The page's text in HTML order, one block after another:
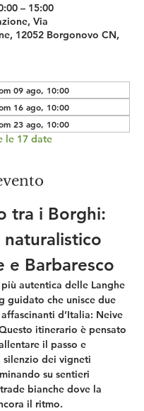
– 15:00
Via
12052 Borgonovo CN,
09 ago, 10:00
16 ago, 10:00
23 ago, 10:00
le 17 date
tra i Borghi:
naturalistico
e Barbaresco
autentica delle Langhe
guidato che unisce due
d’Italia: Neive
itinerario è pensato
il passo e
silenzio dei vigneti
su sentieri
bianche dove la
il ritmo.